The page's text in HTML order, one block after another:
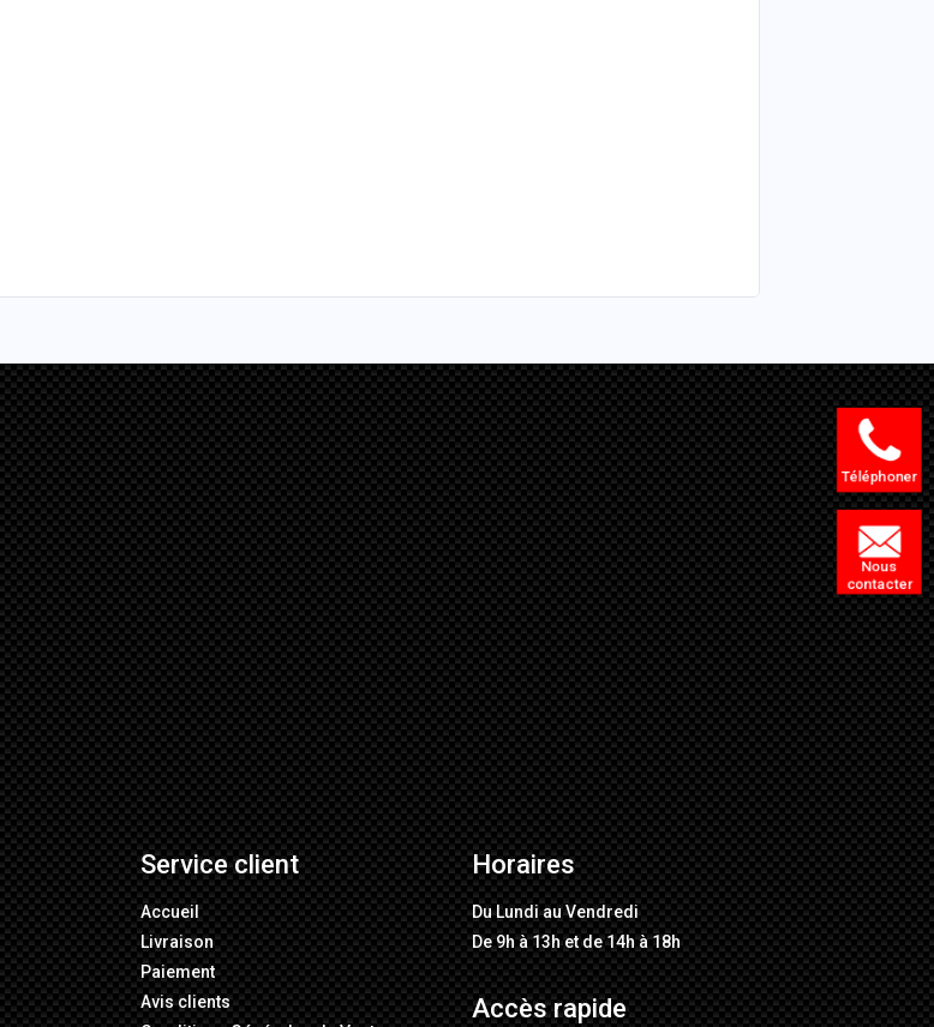
Service client
Accueil
Livraison
Paiement
Avis clients
Horaires
Du Lundi au Vendredi
De 9h à 13h et de 14h à 18h
Accès rapide
Téléphoner
Nous
contacter